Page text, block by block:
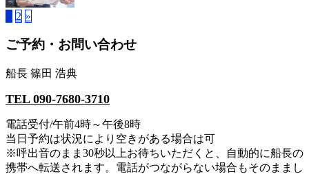
2 »
ご予約・お問い合わせ
船長 篠田 浩典
TEL 090-7680-3710
電話受付/午前4時～午後8時
当日予約は状況により空きがある場合は可
※呼出音のまま30秒以上お待ちいただくと、自動的に船長の
携帯へ転送されます。電話がつながらない場合もそのままし